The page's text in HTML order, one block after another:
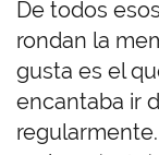
De todos
rondan la
gusta es el
encantaba ir